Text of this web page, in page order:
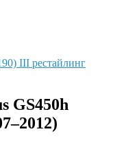
GS450h